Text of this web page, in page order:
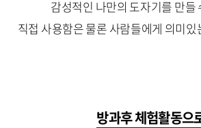
감성적인 나만의 도자기를 만들
직접 사용함은 물론 사람들에게 의미
방과후 체험활동으